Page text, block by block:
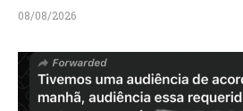
08/08/2026